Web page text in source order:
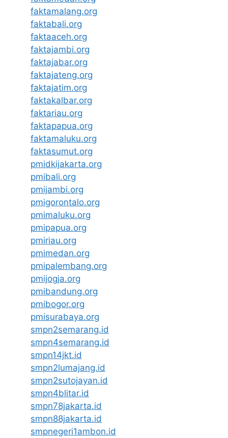
faktamalang.org
faktabali.org
faktaaceh.org
faktajambi.org
faktajabar.org
faktajateng.org
faktajatim.org
faktakalbar.org
faktariau.org
faktapapua.org
faktamaluku.org
faktasumut.org
pmidkijakarta.org
pmibali.org
pmijambi.org
pmigorontalo.org
pmimaluku.org
pmipapua.org
pmiriau.org
pmimedan.org
pmipalembang.org
pmijogja.org
pmibandung.org
pmibogor.org
pmisurabaya.org
smpn2semarang.id
smpn4semarang.id
smpn14jkt.id
smpn2lumajang.id
smpn2sutojayan.id
smpn4blitar.id
smpn78jakarta.id
smpn88jakarta.id
smpnegeri1ambon.id